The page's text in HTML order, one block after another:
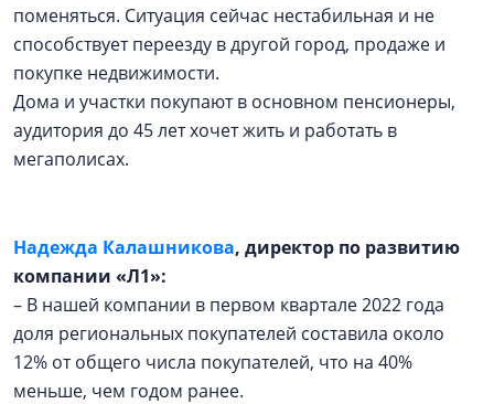
поменяться. Ситуация сейчас нестабильная и не
способствует переезду в другой город, продаже и
покупке недвижимости.
Дома и участки покупают в основном пенсионеры,
аудитория до 45 лет хочет жить и работать в
мегаполисах.
Надежда Калашникова, директор по развитию
компании «Л1»:
– В нашей компании в первом квартале 2022 года
доля региональных покупателей составила около
12% от общего числа покупателей, что на 40%
меньше, чем годом ранее.